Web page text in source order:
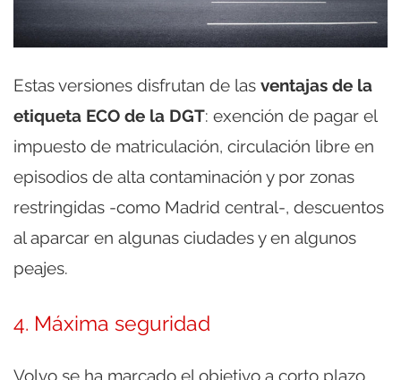
Estas versiones disfrutan de las ventajas de la
etiqueta ECO de la DGT: exención de pagar el
impuesto de matriculación, circulación libre en
episodios de alta contaminación y por zonas
restringidas -como Madrid central-, descuentos
al aparcar en algunas ciudades y en algunos
peajes.
4. Máxima seguridad
Volvo se ha marcado el objetivo a corto plazo